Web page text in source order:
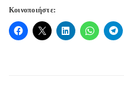
Κοινοποιήστε: